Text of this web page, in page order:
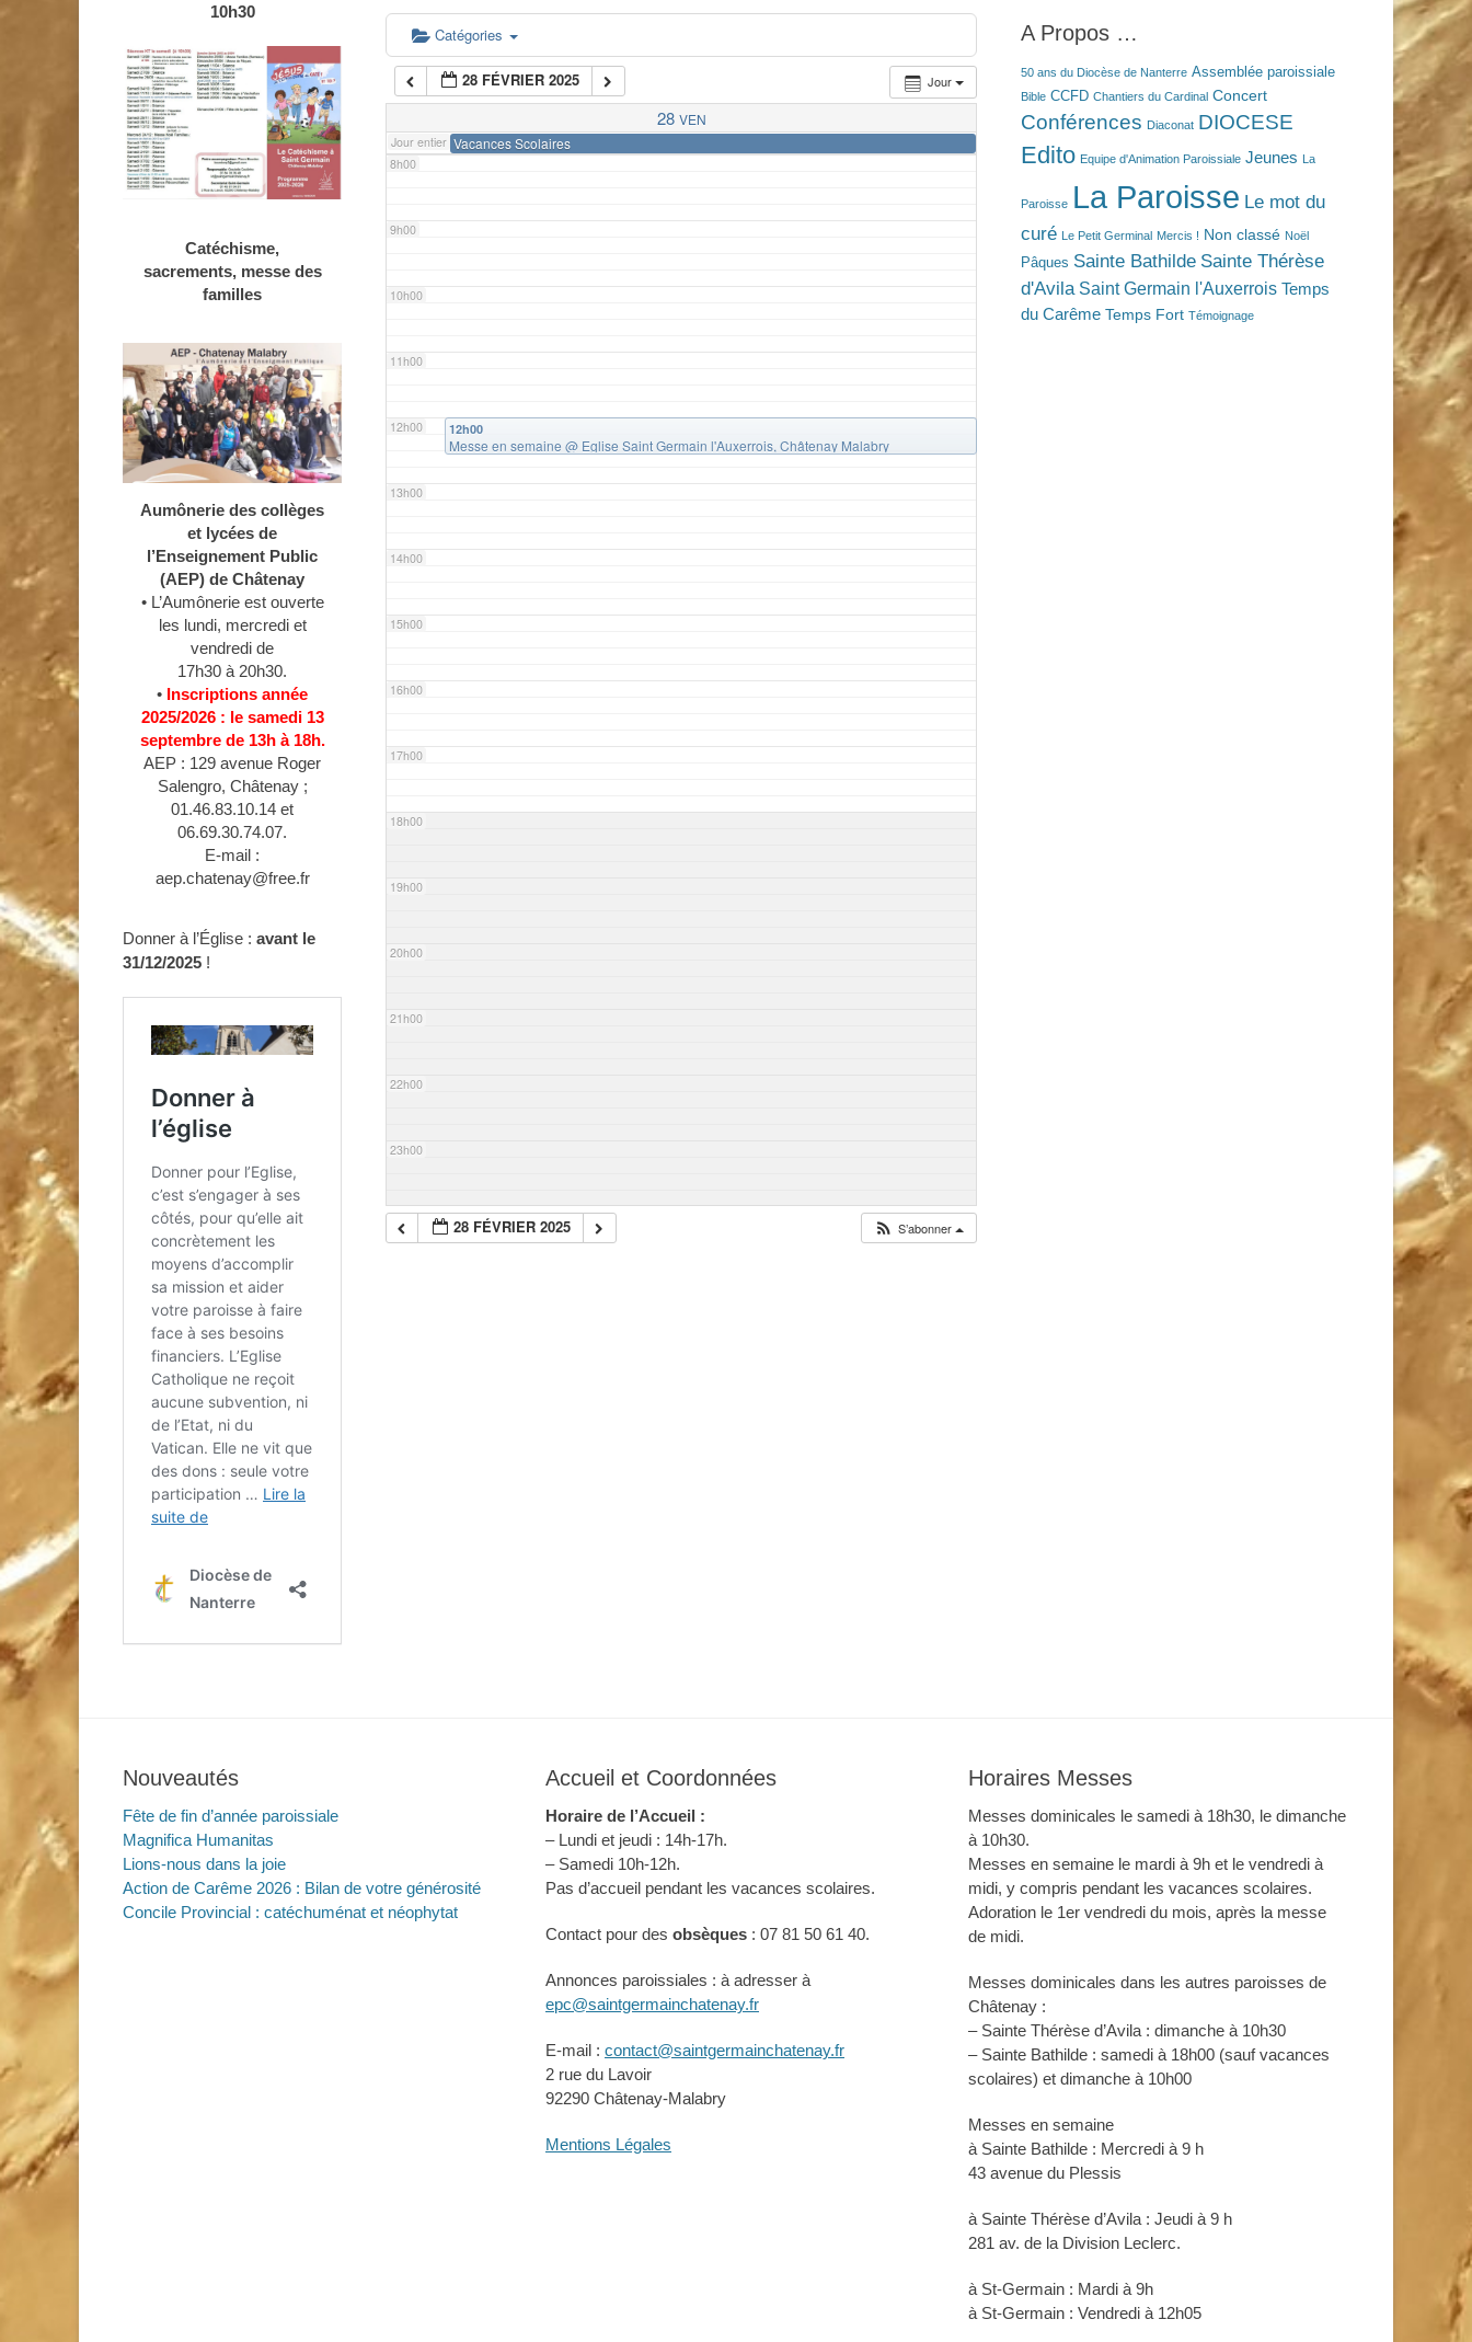
Catégories
Jour
28 FÉVRIER 2025
28 VEN
Jour entier Vacances Scolaires
6h00
7h00
8h00
9h00
10h00
11h00
12h00
13h00
14h00
15h00
16h00
17h00
18h00
19h00
20h00
21h00
22h00
23h00
12h00
Messe en semaine @ Eglise Saint Germain l'Auxerrois, Châtenay Malabry
28 FÉVRIER 2025 S’abonner
A Propos …
50 ans du Diocèse de Nanterre Assemblée paroissiale
Bible CCFD Chantiers du Cardinal Concert
Conférences Diaconat DIOCESE
Edito Equipe d'Animation Paroissiale Jeunes La
Paroisse La Paroisse Le mot du
curé
Le Petit Germinal Mercis ! Non classé Noël
Pâques Sainte Bathilde Sainte Thérèse
d'Avila Saint Germain l'Auxerrois Temps
du Carême Temps Fort Témoignage
10h30
Catéchisme,
sacrements, messe des
familles
Aumônerie des collèges
et lycées de
l’Enseignement Public
(AEP) de Châtenay
• L’Aumônerie est ouverte
les lundi, mercredi et
vendredi de
17h30 à 20h30.
• Inscriptions année
2025/2026 : le samedi 13
septembre de 13h à 18h.
AEP : 129 avenue Roger
Salengro, Châtenay ;
01.46.83.10.14 et
06.69.30.74.07.
E-mail :
aep.chatenay@free.fr
Donner à l’Église : avant le
31/12/2025 !
Nouveautés
Fête de fin d’année paroissiale
Magnifica Humanitas
Lions-nous dans la joie
Action de Carême 2026 : Bilan de votre générosité
Concile Provincial : catéchuménat et néophytat
Accueil et Coordonnées
Horaire de l’Accueil :
– Lundi et jeudi : 14h-17h.
– Samedi 10h-12h.
Pas d’accueil pendant les vacances scolaires.
Contact pour des obsèques : 07 81 50 61 40.
Annonces paroissiales : à adresser à
epc@saintgermainchatenay.fr
E-mail : contact@saintgermainchatenay.fr
2 rue du Lavoir
92290 Châtenay-Malabry
Mentions Légales
Horaires Messes
Messes dominicales le samedi à 18h30, le dimanche
à 10h30.
Messes en semaine le mardi à 9h et le vendredi à
midi, y compris pendant les vacances scolaires.
Adoration le 1er vendredi du mois, après la messe
de midi.
Messes dominicales dans les autres paroisses de
Châtenay :
– Sainte Thérèse d’Avila : dimanche à 10h30
– Sainte Bathilde : samedi à 18h00 (sauf vacances
scolaires) et dimanche à 10h00
Messes en semaine
à Sainte Bathilde : Mercredi à 9 h
43 avenue du Plessis
à Sainte Thérèse d’Avila : Jeudi à 9 h
281 av. de la Division Leclerc.
à St-Germain : Mardi à 9h
à St-Germain : Vendredi à 12h05